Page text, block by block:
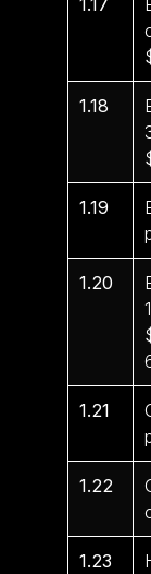
1.18
1.19
1.20
1.21
1.22
1.23